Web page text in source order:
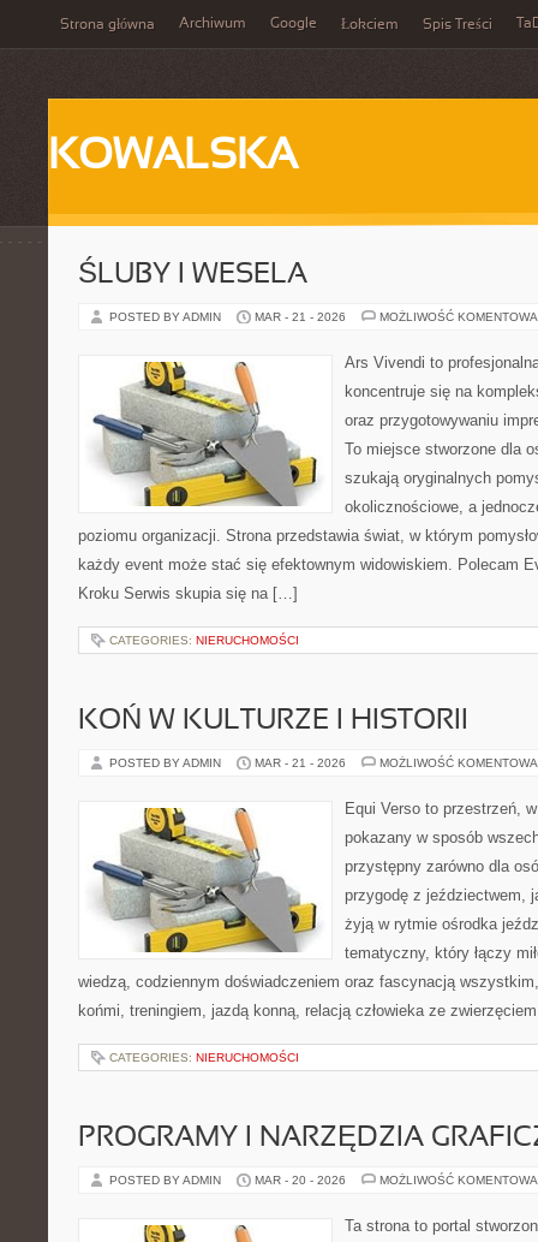
Strona główna Archiwum Google Łokciem Spis Treści
KOWALSKA
ŚLUBY I WESELA
POSTED BY ADMIN MAR - 21 - 2026 MOŻLIWOŚĆ
Ars Vivendi to
koncentruje się na
oraz przygotowywaniu
To miejsce stworzone dla
szukają oryginalnych
okolicznościowe, a
poziomu organizacji. Strona przedstawia świat, w którym
każdy event może stać się efektownym widowiskiem. Polecam
Kroku Serwis skupia się na […]
CATEGORIES: NIERUCHOMOŚCI
KOŃ W KULTURZE I HISTORII
POSTED BY ADMIN MAR - 21 - 2026 MOŻLIWOŚĆ
Equi Verso to przestrzeń,
pokazany w sposób
przystępny zarówno dla
przygodę z jeździectwem,
żyją w rytmie ośrodka
tematyczny, który łączy
wiedzą, codziennym doświadczeniem oraz fascynacją
końmi, treningiem, jazdą konną, relacją człowieka ze
CATEGORIES: NIERUCHOMOŚCI
PROGRAMY I NARZĘDZIA
POSTED BY ADMIN MAR - 20 - 2026 MOŻLIWOŚĆ
Ta strona to portal